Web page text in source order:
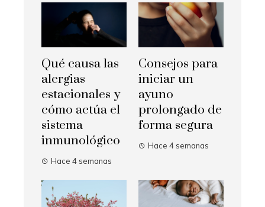
Qué causa las
alergias
estacionales y
cómo actúa el
sistema
inmunológico
Hace 4 semanas
Consejos para
iniciar un
ayuno
prolongado de
forma segura
Hace 4 semanas